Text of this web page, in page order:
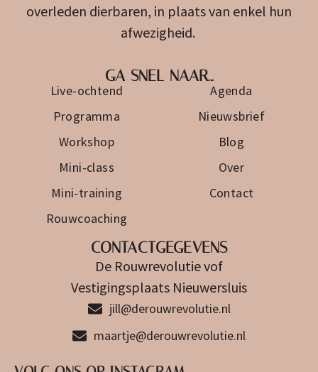
GA SNEL NAAR...
Live-ochtend
Programma
Workshop
Mini-class
Mini-training
Rouwcoaching
Agenda
Nieuwsbrief
Blog
Over
Contact
overleden dierbaren, in plaats van enkel hun
afwezigheid.
CONTACTGEGEVENS
De Rouwrevolutie vof
Vestigingsplaats Nieuwersluis
jill@derouwrevolutie.nl
maartje@derouwrevolutie.nl